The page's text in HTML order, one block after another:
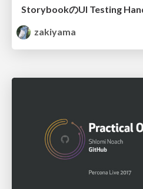
StorybookのUI Testing
zakiyama